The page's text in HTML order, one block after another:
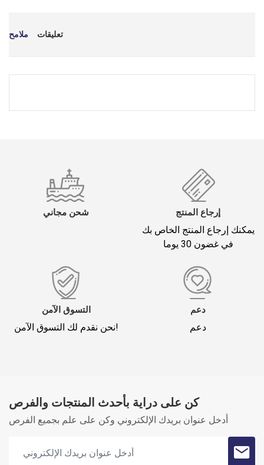
ملامح تعليقات
بريد إلكتروني*
تعليقك (1500)
Oylama
شحن مجاني إرجاع المنتج
يمكنك إرجاع المنتج الخاص بك
في غضون 30 يوما
التسوق الآمن
نحن نقدم لك التسوق الآمن!
دعم
دعم
كن على دراية بأحدث المنتجات والفرص
أدخل عنوان بريدك الإلكتروني وكن على علم بجميع الفرص